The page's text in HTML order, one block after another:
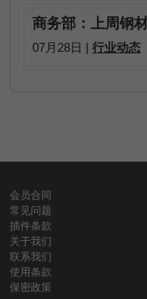
商务部：上周钢
07月28日 | 行业动态
会员合同
常见问题
插件条款
关于我们
联系我们
使用条款
保密政策